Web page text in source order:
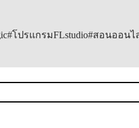
โปรแกรมFLstudio#สอนอ